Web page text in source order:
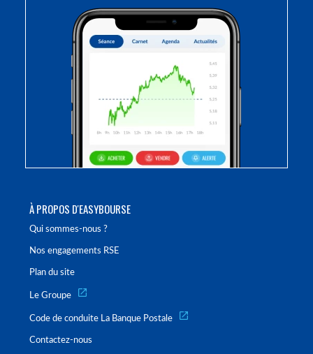
À PROPOS D'EASYBOURSE
Qui sommes-nous ?
Nos engagements RSE
Plan du site
Le Groupe
Code de conduite La Banque Postale
Contactez-nous